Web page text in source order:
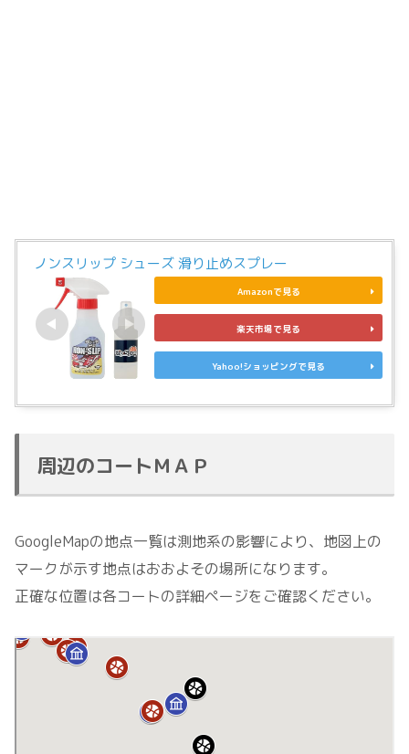
ノンスリップ シューズ 滑り止めスプレー
Amazonで見る
楽天市場で見る
Yahoo!ショッピングで見る
周辺のコートＭＡＰ
GoogleMapの地点一覧は測地系の影響により、地図上の
マークが示す地点はおおよその場所になります。
正確な位置は各コートの詳細ページをご確認ください。